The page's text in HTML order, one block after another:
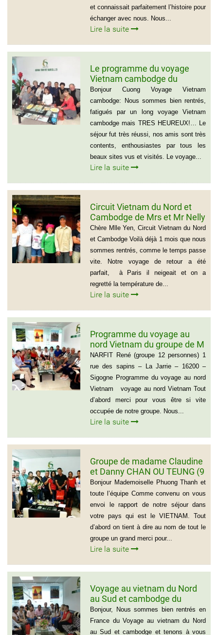
et connaissait parfaitement l’histoire pour
échanger avec nous. Nous...
Lire la suite
Le programme du voyage
Vietnam cambodge du
groupe de madame Anna
BOVO
Bonjour Cuong Voyage Vietnam
cambodge: Nous sommes bien rentrés,
fatigués par un long voyage Vietnam
cambodge mais TRES HEUREUX!… Le
séjour fut très réussi, nos amis sont très
contents, enthousiastes par tous les
beaux sites vus et visités. Le voyage...
Lire la suite
Circuit Vietnam du Nord et
Cambodge de Mrs et Mr Nelly
et Christian BROSSARD
Chère Mlle Yen, Circuit Vietnam du Nord
et Cambodge Voilà déjà 1 mois que nous
sommes rentrés, comme le temps passe
vite. Notre voyage de retour a été
parfait, à Paris il neigeait et on a
regretté la température de...
Lire la suite
Programme du voyage au
nord Vietnam du groupe de M
NARFIT RENÉ(12
PERSONNES)
NARFIT René (groupe 12 personnes) 1
rue des sapins – La Jarrie – 16200 –
Sigogne Programme du voyage au nord
Vietnam voyage au nord Vietnam Tout
d’abord merci pour vous être si vite
occupée de notre groupe. Nous...
Lire la suite
Groupe de madame Claudine
et Danny CHAN OU TEUNG (9
personnes)
Bonjour Mademoiselle Phuong Thanh et
toute l’équipe Comme convenu on vous
envoi le rapport de notre séjour dans
votre pays qui est le VIETNAM. Tout
d’abord on tient à dire au nom de tout le
groupe un grand merci pour...
Lire la suite
Voyage au vietnam du Nord
au Sud et cambodge du
groupe de Emilie CHAU – 6
personnes (21 jours)
Bonjour, Nous sommes bien rentrés en
France du Voyage au vietnam du Nord
au Sud et cambodge et tenons à vous